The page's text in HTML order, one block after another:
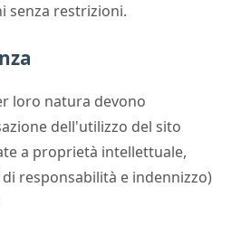
senza restrizioni.
loro natura devono
dell'utilizzo del sito
a proprietà intellettuale,
responsabilità e indennizzo)